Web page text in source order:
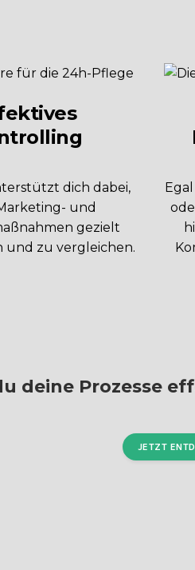
dich dabei,
und
gezielt
und zu vergleichen.
deine Prozesse
JETZT